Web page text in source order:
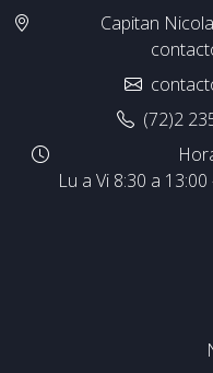
Capitan
(72)2
Lu a Vi 8:30 a